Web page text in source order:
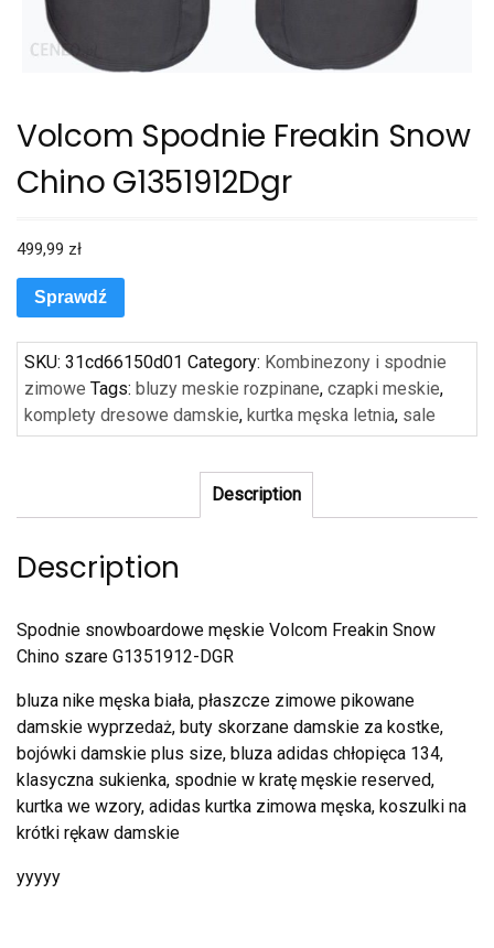
Volcom Spodnie Freakin Snow
Chino G1351912Dgr
499,99 zł
Sprawdź
SKU: 31cd66150d01 Category: Kombinezony i spodnie
zimowe Tags: bluzy meskie rozpinane, czapki meskie,
komplety dresowe damskie, kurtka męska letnia, sale
Description
Description
Spodnie snowboardowe męskie Volcom Freakin Snow
Chino szare G1351912-DGR
bluza nike męska biała, płaszcze zimowe pikowane
damskie wyprzedaż, buty skorzane damskie za kostke,
bojówki damskie plus size, bluza adidas chłopięca 134,
klasyczna sukienka, spodnie w kratę męskie reserved,
kurtka we wzory, adidas kurtka zimowa męska, koszulki na
krótki rękaw damskie
yyyyy